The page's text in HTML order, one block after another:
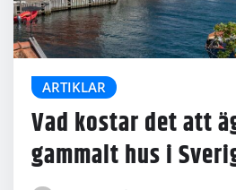
ARTIKLAR
Vad kostar det att
gammalt hus i